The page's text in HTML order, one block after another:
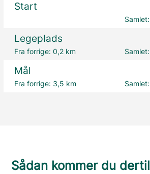
Start
Samlet:
Legeplads
Fra forrige:0,2 km Samlet:
Mål
Fra forrige: 3,5 km Samlet:
Sådan kommer du dertil